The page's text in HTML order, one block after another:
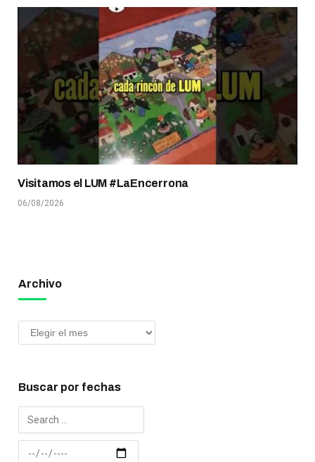
Visitamos el LUM #LaEncerrona
06/08/2026
Archivo
Buscar por fechas